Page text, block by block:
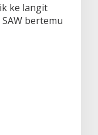
ke langit
bertemu